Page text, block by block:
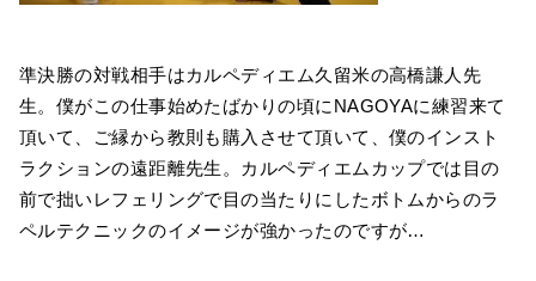
準決勝の対戦相手はカルペディエム久留米の高橋謙人先
生。僕がこの仕事始めたばかりの頃にNAGOYAに練習来て
頂いて、ご縁から教則も購入させて頂いて、僕のインスト
ラクションの遠距離先生。カルペディエムカップでは目の
前で拙いレフェリングで目の当たりにしたボトムからのラ
ペルテクニックのイメージが強かったのですが…